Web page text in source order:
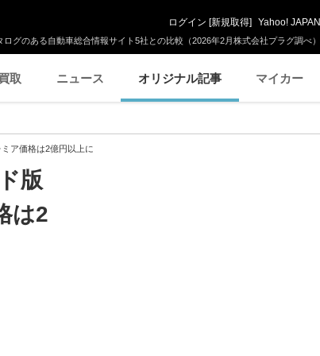
グのある自動車総合情報サイト5社との比較（2026年2月株式会社プラグ調べ）
ログイン [新規取得] Yahoo! JAPAN
取 ニュース オリジナル記事 マイカー
ア価格は2億円以上に
版
は2